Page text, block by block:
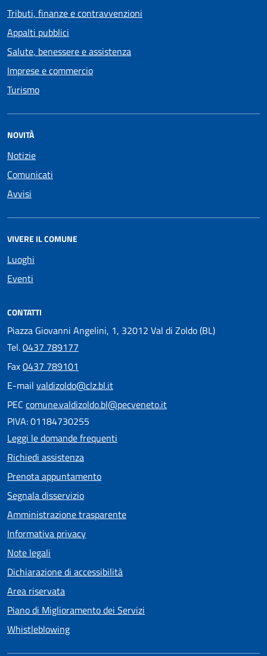
Tributi, finanze e contravvenzioni
Appalti pubblici
Salute, benessere e assistenza
Imprese e commercio
Turismo
NOVITÀ
Notizie
Comunicati
Avvisi
VIVERE IL COMUNE
Luoghi
Eventi
CONTATTI
Piazza Giovanni Angelini, 1, 32012 Val di Zoldo (BL)
Tel.0437 789177
Fax0437 789101
E-mail valdizoldo@clz.bl.it
PEC comune.valdizoldo.bl@pecveneto.it
PIVA: 01184730255
Leggi le domande frequenti
Richiedi assistenza
Prenota appuntamento
Segnala disservizio
Amministrazione trasparente
Informativa privacy
Note legali
Dichiarazione di accessibilità
Area riservata
Piano di Miglioramento dei Servizi
Whistleblowing